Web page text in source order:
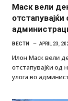
Маск вели
ВЕСТИ APRIL 23,
Илон Маск вели
отстапувајќи од
улога во